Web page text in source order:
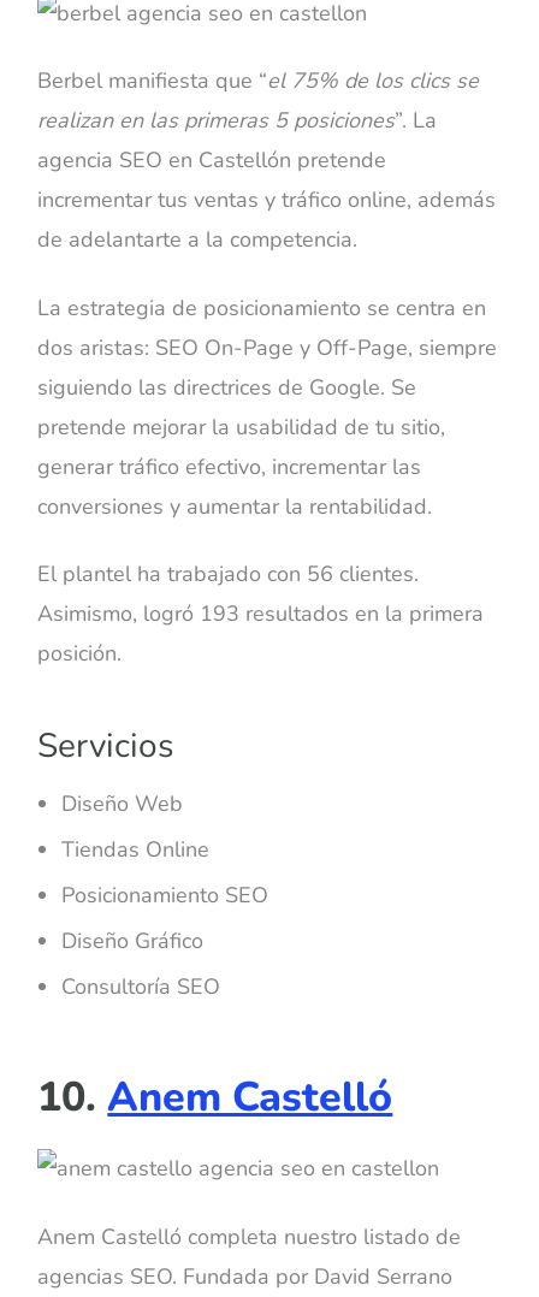
Berbel manifiesta que “el 75% de los clics se
realizan en las primeras 5 posiciones”. La
agencia SEO en Castellón pretende
incrementar tus ventas y tráfico online, además
de adelantarte a la competencia.
La estrategia de posicionamiento se centra en
dos aristas: SEO On-Page y Off-Page, siempre
siguiendo las directrices de Google. Se
pretende mejorar la usabilidad de tu sitio,
generar tráfico efectivo, incrementar las
conversiones y aumentar la rentabilidad.
El plantel ha trabajado con 56 clientes.
Asimismo, logró 193 resultados en la primera
posición.
Servicios
Diseño Web
Tiendas Online
Posicionamiento SEO
Diseño Gráfico
Consultoría SEO
10.Anem Castelló
Anem Castelló completa nuestro listado de
agencias SEO. Fundada por David Serrano